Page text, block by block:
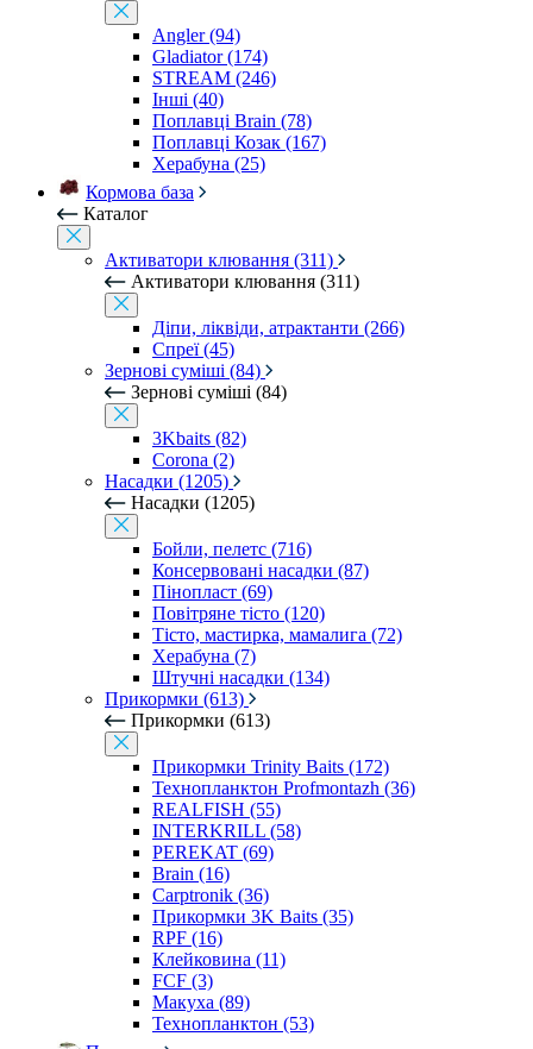
Angler (94)
Gladiator (174)
STREAM (246)
Інші (40)
Поплавці Brain (78)
Поплавці Козак (167)
Херабуна (25)
Кормова база
Каталог
Активатори клювання (311)
Активатори клювання (311)
Діпи, ліквіди, атрактанти (266)
Спреї (45)
Зернові суміші (84)
Зернові суміші (84)
3Kbaits (82)
Corona (2)
Насадки (1205)
Насадки (1205)
Бойли, пелетс (716)
Консервовані насадки (87)
Пінопласт (69)
Повітряне тісто (120)
Тісто, мастирка, мамалига (72)
Херабуна (7)
Штучні насадки (134)
Прикормки (613)
Прикормки (613)
Прикормки Trinity Baits (172)
Технопланктон Profmontazh (36)
REALFISH (55)
INTERKRILL (58)
PEREKAT (69)
Brain (16)
Carptronik (36)
Прикормки 3K Baits (35)
RPF (16)
Клейковина (11)
FCF (3)
Макуха (89)
Технопланктон (53)